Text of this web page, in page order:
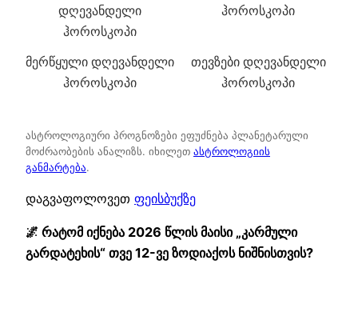
დღევანდელი
ჰოროსკოპი
ჰოროსკოპი
მერწყული დღევანდელი
ჰოროსკოპი
თევზები დღევანდელი
ჰოროსკოპი
ასტროლოგიური პროგნოზები ეფუძნება პლანეტარული
მოძრაობების ანალიზს. იხილეთ ასტროლოგიის
განმარტება.
დაგვაფოლოვეთ ფეისბუქზე
🌌 რატომ იქნება 2026 წლის მაისი „კარმული
გარდატეხის“ თვე 12-ვე ზოდიაქოს ნიშნისთვის?